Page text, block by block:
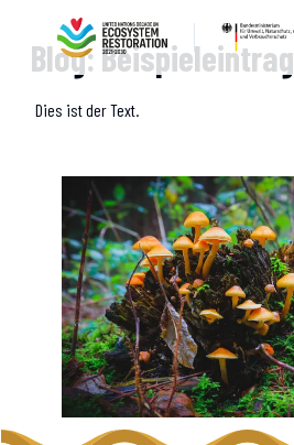
Blog: Beispieleintrag
Dies ist der Text.